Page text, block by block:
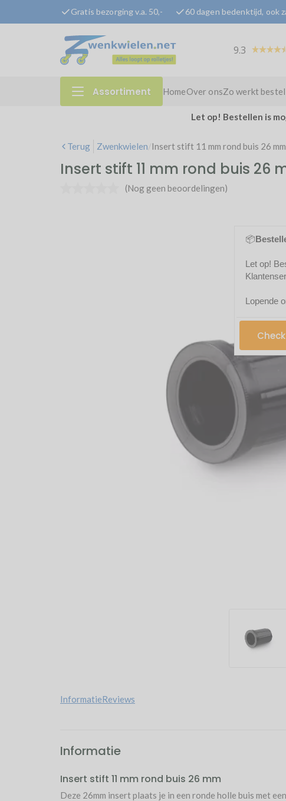
Gratis bezorging v.a. 50,- 60 dagen bedenktijd, ook
9.3
Assortiment HomeOver onsZo werkt
Let op! Bestellen is
Terug Zwenkwielen Insert stift 11 mm rond buis 26 mm
Insert stift 11 mm rond buis 26
(Nog geen beoordelingen)
InformatieReviews
Informatie
Insert stift 11 mm rond buis 26 mm
Deze 26mm insert plaats je in een ronde holle buis met
📦
Let op!
Lopende
Check